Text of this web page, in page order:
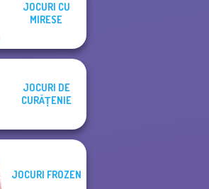
JOCURI CU
MIRESE
JOCURI DE
CURĂȚENIE
JOCURI FROZEN